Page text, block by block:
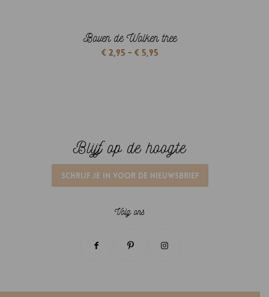
Boven de Wolken thee
€ 2,95 - € 5,95Prijsklasse:
Blijf op de hoogte
Schrijf je in voor de nieuwsbrief
Volg ons